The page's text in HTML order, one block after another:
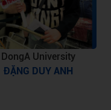
DongA University
ĐẶNG DUY ANH